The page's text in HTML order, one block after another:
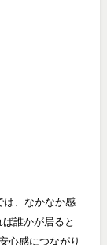
は、なかなか感
誰かが居ると
心感につながり